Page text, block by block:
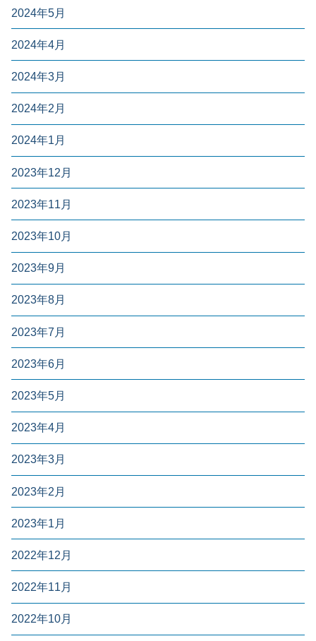
2024年5月
2024年4月
2024年3月
2024年2月
2024年1月
2023年12月
2023年11月
2023年10月
2023年9月
2023年8月
2023年7月
2023年6月
2023年5月
2023年4月
2023年3月
2023年2月
2023年1月
2022年12月
2022年11月
2022年10月